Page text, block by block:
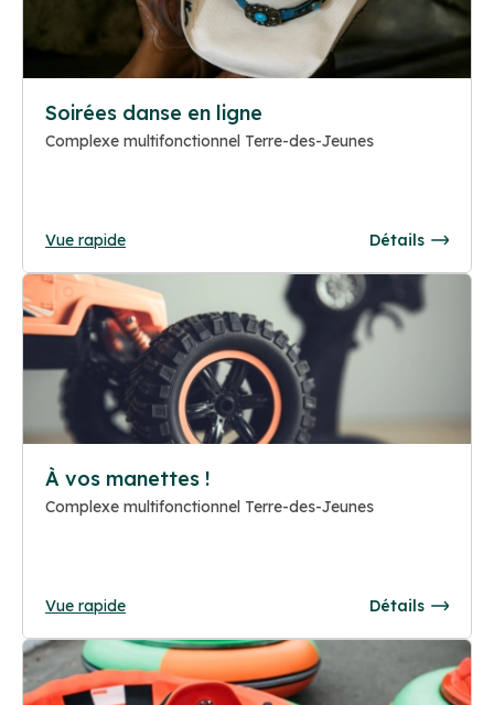
Soirées danse en ligne
Complexe multifonctionnel Terre-des-Jeunes
Vue rapide Détails
À vos manettes !
Complexe multifonctionnel Terre-des-Jeunes
Vue rapide Détails